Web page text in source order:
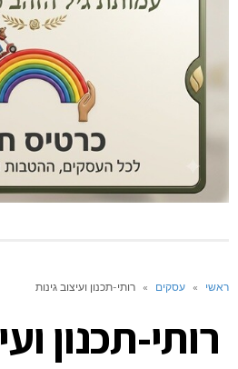
ראשי » עסקים » רותי-תכנון ועיצוב גינות
רותי-תכנון